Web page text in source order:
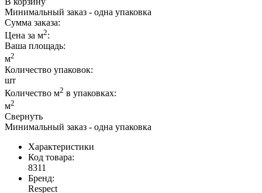
Минимальный заказ - одна упаковка
Сумма заказа:
Цена за м2:
Ваша площадь:
м2
Количество упаковок:
шт
Количество м2 в упаковках:
м2
Свернуть
Минимальный заказ - одна упаковка
Характеристики
Код товара:
8311
Бренд:
Respect